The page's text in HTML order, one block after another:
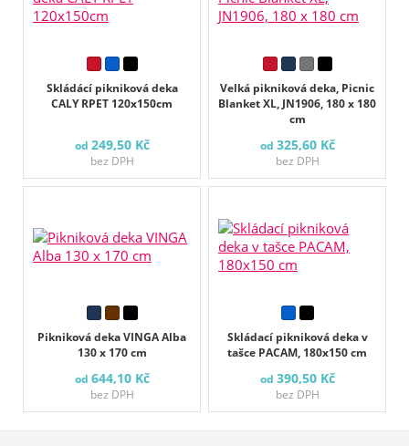
Skládácí pikniková deka
CALY RPET 120x150cm
od 249,50 Kč
bez DPH
Velká pikniková deka, Picnic
Blanket XL, JN1906, 180 x 180
cm
od 325,60 Kč
bez DPH
Pikniková deka VINGA Alba
130 x 170 cm
od 644,10 Kč
bez DPH
Skládací pikniková deka v
tašce PACAM, 180x150 cm
od 390,50 Kč
bez DPH